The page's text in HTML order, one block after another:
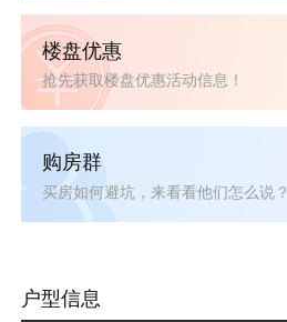
楼盘优惠
抢先获取楼盘优惠活动信息！
购房群
买房如何避坑，来看看他们怎么说？
户型信息